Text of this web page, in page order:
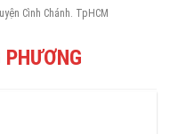
Cình Chánh. TpHCM